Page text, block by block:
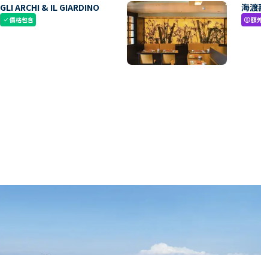
GLI ARCHI & IL GIARDINO
check價格包含
海渡
paid額